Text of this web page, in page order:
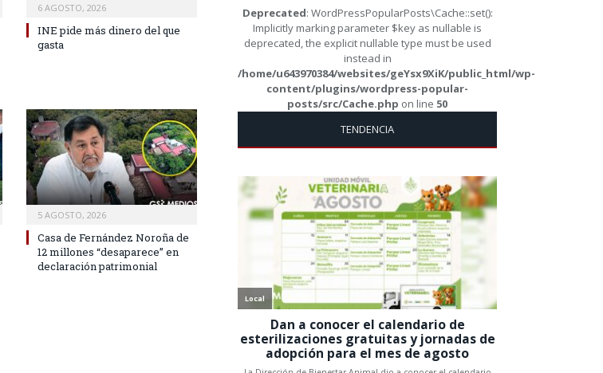
6 AGOSTO, 2026
INE pide más dinero del que
gasta
5 AGOSTO, 2026
Casa de Fernández Noroña de
12 millones “desaparece” en
declaración patrimonial
Deprecated: WordPressPopularPosts\Cache::set():
Implicitly marking parameter $key as nullable is
deprecated, the explicit nullable type must be used
instead in
/home/u643970384/websites/geYsx9XiK/public_html/wp-
content/plugins/wordpress-popular-
posts/src/Cache.php on line 50
TENDENCIA